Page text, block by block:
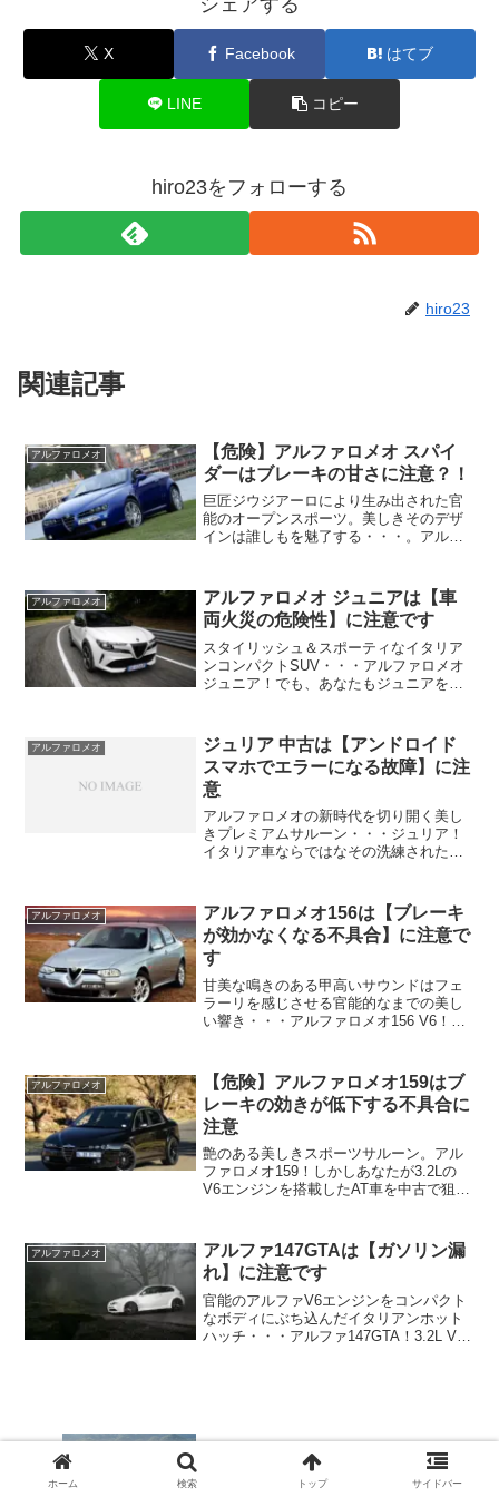
シェアする
X Facebook はてブ
LINE コピー
hiro23をフォローする
hiro23
関連記事
アルファロメオ
【危険】アルファロメオ スパイ
ダーはブレーキの甘さに注意？！
巨匠ジウジアーロにより生み出された官
能のオープンスポーツ。美しきそのデザ
インは誰しもを魅了する・・・。アルフ
パイダーのAT車を中古で狙っているな
ら、ブレーキの効き...
アルファロメオ
アルファロメオ ジュニアは【車
両火災の危険性】に注意です
スタイリッシュ＆スポーティなイタリア
ンコンパクトSUV・・・アルファロメオ
ジュニア！でも、あなたもジュニアを中
の危険性がある不具合・トラブル！
アルファロメオ
ジュリア 中古は【アンドロイド
スマホでエラーになる故障】に注
意
アルファロメオの新時代を切り開く美し
きプレミアムサルーン・・・ジュリア！
イタリア車ならではなその洗練されたデ
ジにはクアドリフォリオを設定し2.9リッ
ターV6ツインターボ...
アルファロメオ
アルファロメオ156は【ブレーキ
が効かなくなる不具合】に注意で
す
甘美な鳴きのある甲高いサウンドはフェ
ラーリを感じさせる官能的なまでの美し
い響き・・・アルファロメオ156 V6！し
古で狙っているなら注意したいポイント
があります！そ...
アルファロメオ
【危険】アルファロメオ159はブ
レーキの効きが低下する不具合に
注意
艶のある美しきスポーツサルーン。アル
ファロメオ159！しかしあなたが3.2Lの
V6エンジンを搭載したAT車を中古で狙っ
アルファロメオ
アルファ147GTAは【ガソリン漏
れ】に注意です
官能のアルファV6エンジンをコンパクト
なボディにぶち込んだイタリアンホット
ハッチ・・・アルファ147GTA！3.2L V6
クリッパーは【手を切ってケガ、出
血！】に注意？！
ホーム 検索 トップ サイドバー